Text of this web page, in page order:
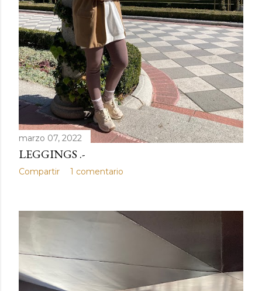
marzo 07, 2022
LEGGINGS .-
Compartir 1 comentario